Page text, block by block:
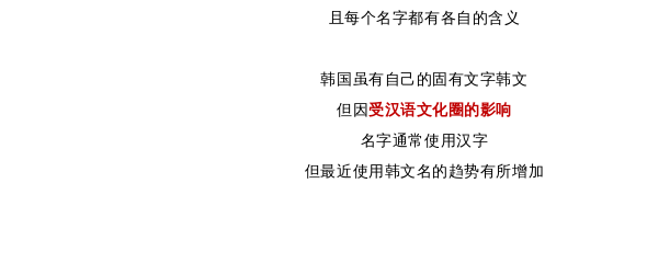
且每个名字都有各自的含义
韩国虽有自己的固有文字韩文
但因受汉语文化圈的影响
名字通常使用汉字
但最近使用韩文名的趋势有所增加